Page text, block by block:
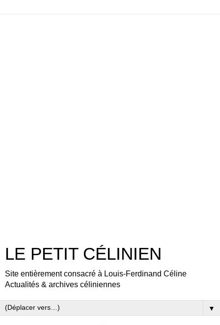
LE PETIT CÉLINIEN
Site entièrement consacré à Louis-Ferdinand Céline
Actualités & archives céliniennes
▼